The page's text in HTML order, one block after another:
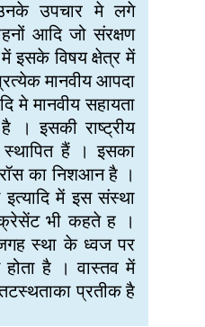
उपचार मे लगे
आदि जो संरक्षण
इसके विषय क्षेत्र में
मानवीय आपदा
मे मानवीय सहायता
। इसकी राष्ट्रीय
हैं । इसका
का निशआन है ।
में इस संस्था
भी कहते ह ।
स्था के ध्वज पर
है । वास्तव में
तटस्थताका प्रतीक है